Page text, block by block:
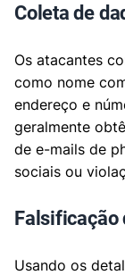
Coleta de
Os atacantes
como nome
endereço e
geralmente
de e-mails de
sociais ou
Falsificação
Usando os